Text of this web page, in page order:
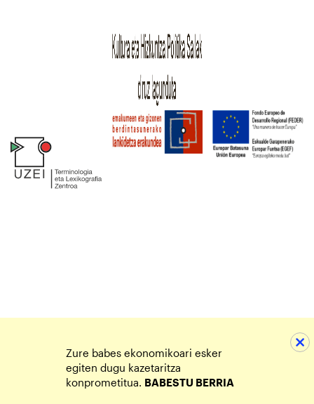
Zure babes ekonomikoari esker
egiten dugu kazetaritza
konprometitua. BABESTU BERRIA